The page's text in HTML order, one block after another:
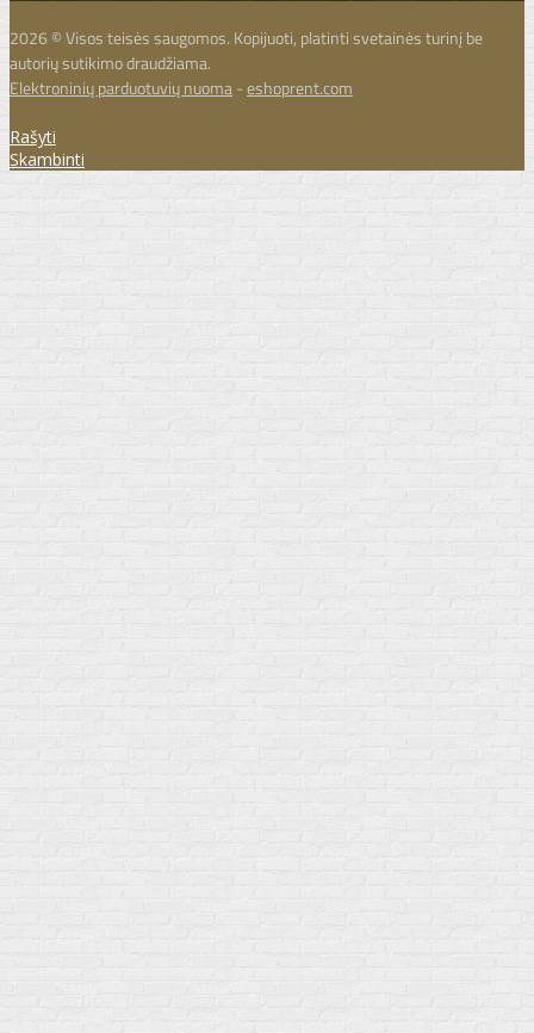
2026 © Visos teisės saugomos. Kopijuoti, platinti svetainės turinį be
autorių sutikimo draudžiama.
Elektroninių parduotuvių nuoma-eshoprent.com
Rašyti
Skambinti